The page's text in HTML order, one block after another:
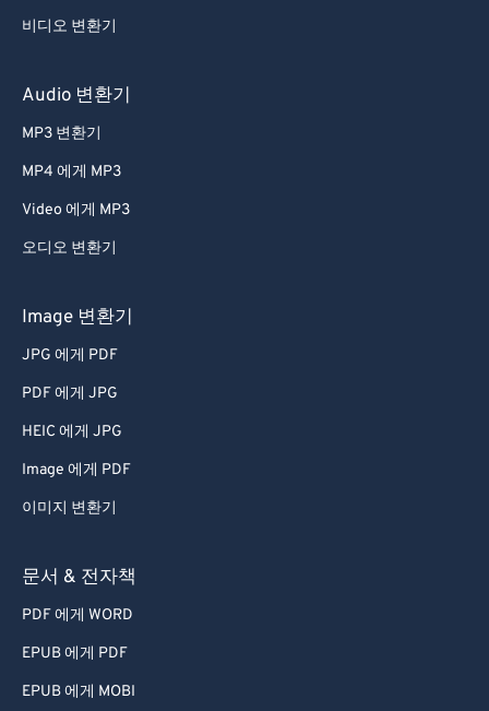
비디오 변환기
Audio 변환기
MP3 변환기
MP4 에게 MP3
Video 에게 MP3
오디오 변환기
Image 변환기
JPG 에게 PDF
PDF 에게 JPG
HEIC 에게 JPG
Image 에게 PDF
이미지 변환기
문서 & 전자책
PDF 에게 WORD
EPUB 에게 PDF
EPUB 에게 MOBI